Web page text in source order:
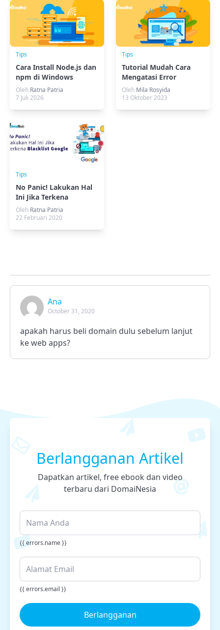
Tips
Cara Install Node.js dan
npm di Windows
dengan Mudah
Oleh Ratna Patria
7 Juli 2026
Tips
Tutorial Mudah Cara
Mengatasi Error
err_name_not_resolved
Oleh Mila Rosyida
13 Oktober 2023
Tips
No Panic! Lakukan Hal
Ini Jika Terkena
Blacklist Google
Oleh Ratna Patria
22 Februari 2020
Ana
October 31, 2020
apakah harus beli domain dulu sebelum lanjut
ke web apps?
Berlangganan Artikel
Dapatkan artikel, free ebook dan video
terbaru dari DomaiNesia
{{ errors.name }}
{{ errors.email }}
Berlangganan